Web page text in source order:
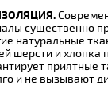
существенно
натуральные
шерсти и хлопка
приятные
и не вызывают